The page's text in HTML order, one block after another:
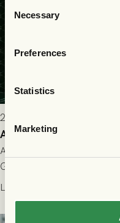
Selection
Necessary
Preferences
Statistics
Marketing
2026-07-22 9:00
Allt du behöver veta
All
Gamla Ullevi och matchen
kvalet till Conference
23/7.
Läs mer